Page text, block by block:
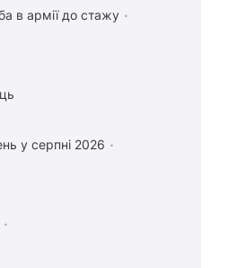
в армії до стажу
у серпні 2026